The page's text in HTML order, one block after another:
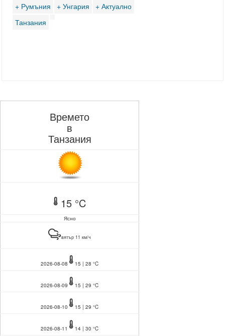
+ Румъния
+ Унгария
+ Актуално
Танзания
Времето
в
Танзания
15 °C
Ясно
вятър 11 км/ч
2026-08-08 15 | 28 °C
2026-08-09 15 | 29 °C
2026-08-10 15 | 29 °C
2026-08-11 14 | 30 °C